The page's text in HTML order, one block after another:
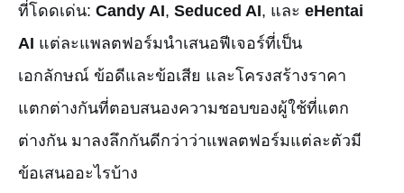
ที่โดดเด่น: Candy AI, Seduced AI, และ eHentai
AI แต่ละแพลตฟอร์มนำเสนอฟีเจอร์ที่เป็น
เอกลักษณ์ ข้อดีและข้อเสีย และโครงสร้างราคา
แตกต่างกันที่ตอบสนองความชอบของผู้ใช้ที่แตก
ต่างกัน มาลงลึกกันดีกว่าว่าแพลตฟอร์มแต่ละตัวมี
ข้อเสนออะไรบ้าง